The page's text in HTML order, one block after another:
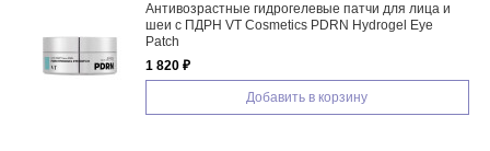
Антивозрастные гидрогелевые патчи для лица и
шеи с ПДРН VT Cosmetics PDRN Hydrogel Eye
Patch
1 820 ₽
Добавить в корзину